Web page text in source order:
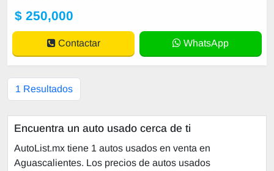
$ 250,000
Contactar WhatsApp
1 Resultados
Encuentra un auto usado cerca de ti
AutoList.mx tiene 1 autos usados en venta en
Aguascalientes. Los precios de autos usados